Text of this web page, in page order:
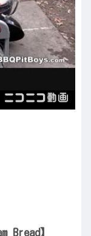
Bread】